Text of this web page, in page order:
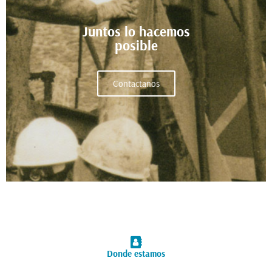
Juntos lo hacemos
posible
Contactanos
Donde estamos